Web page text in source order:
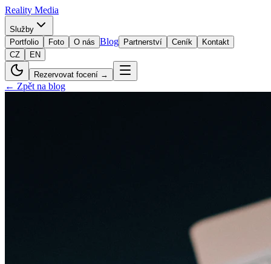
Reality Media
Služby
Portfolio
Foto O nás Blog Partnerství Ceník
Kontakt
CZ
EN
Rezervovat focení →
← Zpět na blog